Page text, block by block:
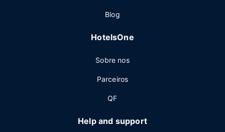
Blog
HotelsOne
Sobre nos
Parceiros
QF
Help and support